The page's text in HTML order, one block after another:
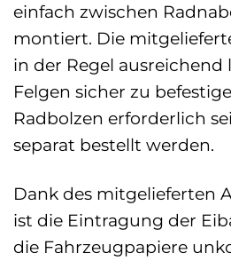
einfach zwischen
montiert. Die
in der Regel ausreichend
Felgen sicher zu
Radbolzen erforderlich
separat bestellt werden.
Dank des mitgelieferten
ist die Eintragung der
die Fahrzeugpapiere